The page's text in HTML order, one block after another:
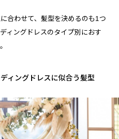
合わせて、髪型を決めるのも1つ
ィングドレスのタイプ別におす
ィングドレスに似合う髪型